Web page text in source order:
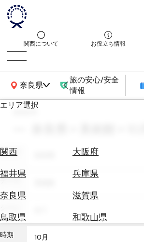
関西について お役立ち情報
奈良県
関西広域MAP
旅の安心/安全
情報
エリア選択
関西 大阪府
福井県
兵庫県
奈良県
滋賀県
鳥取県
和歌山県
エ
券
テ
を
search
エリア
テーマ
時期 10月